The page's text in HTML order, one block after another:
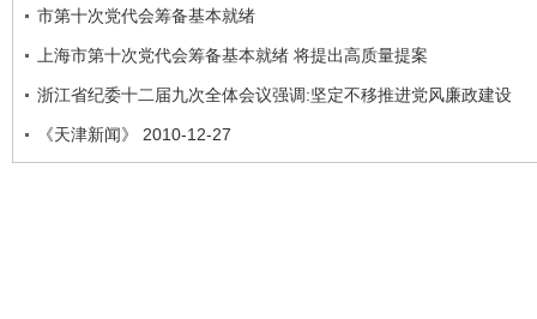
市第十次党代会筹备基本就绪
上海市第十次党代会筹备基本就绪 将提出高质量提案
浙江省纪委十二届九次全体会议强调:坚定不移推进党风廉政建设
《天津新闻》 2010-12-27